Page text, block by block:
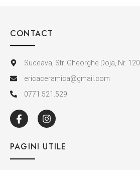
CONTACT
Suceava, Str. Gheorghe Doja, Nr. 120
ericaceramica@gmail.com
0771.521.529
PAGINI UTILE